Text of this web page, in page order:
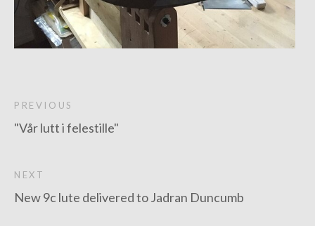
PREVIOUS
"Vår lutt i felestille"
NEXT
New 9c lute delivered to Jadran Duncumb